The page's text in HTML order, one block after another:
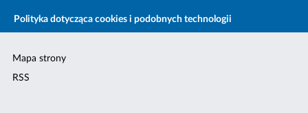
Polityka dotycząca cookies i podobnych technologii
Mapa strony
RSS